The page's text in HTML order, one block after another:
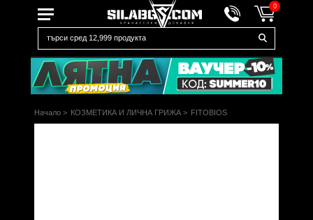
0
Начало > КОЗМЕТИКА И ЛИЧНА ГРИЖА > FITOBIOS